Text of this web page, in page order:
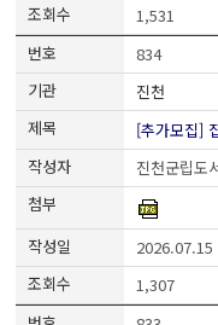
1,531
834
진천
[추가모집]
진천군립도
2026.07.15
1,307